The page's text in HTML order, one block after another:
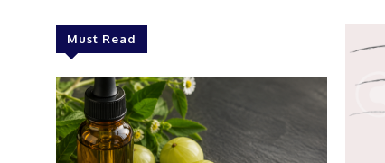
Must Read